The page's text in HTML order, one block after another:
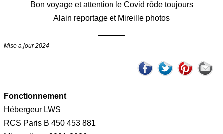
Bon voyage et attention le Covid rôde toujours
Alain reportage et Mireille photos
Mise a jour 2024
Fonctionnement
Hébergeur LWS
RCS Paris B 450 453 881